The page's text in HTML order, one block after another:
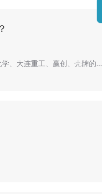
、大连重工、赢创、壳牌的…